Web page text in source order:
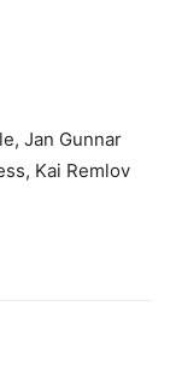
Jan Gunnar
Kai Remlov